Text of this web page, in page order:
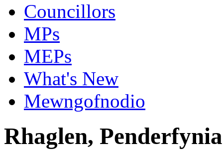
Councillors
MPs
MEPs
What's New
Mewngofnodio
Rhaglen,